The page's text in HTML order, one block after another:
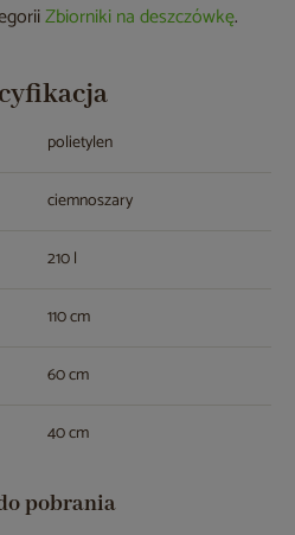
Zbiorniki na deszczówkę.
polietylen
ciemnoszary
210 l
110 cm
60 cm
40 cm
pobrania